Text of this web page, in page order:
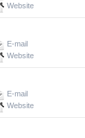
Website
E-mail
Website
E-mail
Website